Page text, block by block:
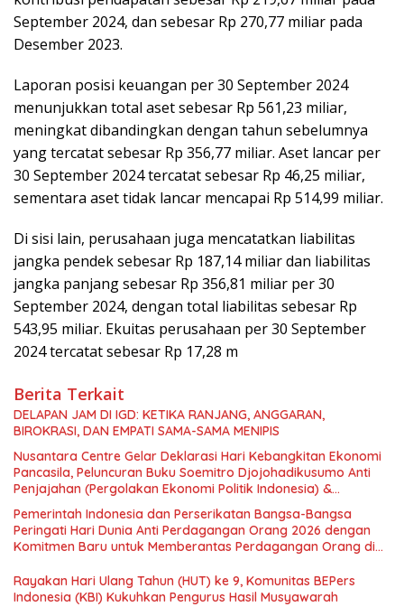
September 2024, dan sebesar Rp 270,77 miliar pada
Desember 2023.
Laporan posisi keuangan per 30 September 2024
menunjukkan total aset sebesar Rp 561,23 miliar,
meningkat dibandingkan dengan tahun sebelumnya
yang tercatat sebesar Rp 356,77 miliar. Aset lancar per
30 September 2024 tercatat sebesar Rp 46,25 miliar,
sementara aset tidak lancar mencapai Rp 514,99 miliar.
Di sisi lain, perusahaan juga mencatatkan liabilitas
jangka pendek sebesar Rp 187,14 miliar dan liabilitas
jangka panjang sebesar Rp 356,81 miliar per 30
September 2024, dengan total liabilitas sebesar Rp
543,95 miliar. Ekuitas perusahaan per 30 September
2024 tercatat sebesar Rp 17,28 m
Berita Terkait
DELAPAN JAM DI IGD: KETIKA RANJANG, ANGGARAN,
BIROKRASI, DAN EMPATI SAMA-SAMA MENIPIS
Nusantara Centre Gelar Deklarasi Hari Kebangkitan Ekonomi
Pancasila, Peluncuran Buku Soemitro Djojohadikusumo Anti
Penjajahan (Pergolakan Ekonomi Politik Indonesia) &
Simposium Nasional “Urgensi Undang-Undang Perekonomian
Nasional dan Kesejahteraan Sosial dalam Menata Bangsa
Menuju Indonesia Emas 2045”,
Pemerintah Indonesia dan Perserikatan Bangsa-Bangsa
Peringati Hari Dunia Anti Perdagangan Orang 2026 dengan
Komitmen Baru untuk Memberantas Perdagangan Orang di
Rayakan Hari Ulang Tahun (HUT) ke 9, Komunitas BEPers
Indonesia (KBI) Kukuhkan Pengurus Hasil Musyawarah